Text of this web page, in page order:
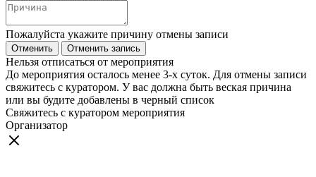
Пожалуйста укажите причину отмены записи
Отменить Отменить запись
Нельзя отписаться от мероприятия
До мероприятия осталось менее 3-х суток. Для отмены записи
свяжитесь с куратором. У вас должна быть веская причина
или вы будите добавлены в черный список
Свяжитесь с куратором мероприятия
Организатор